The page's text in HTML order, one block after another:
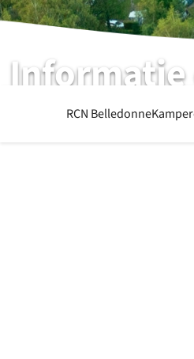
Wat je verder nog wil weten
RCN Belledonne